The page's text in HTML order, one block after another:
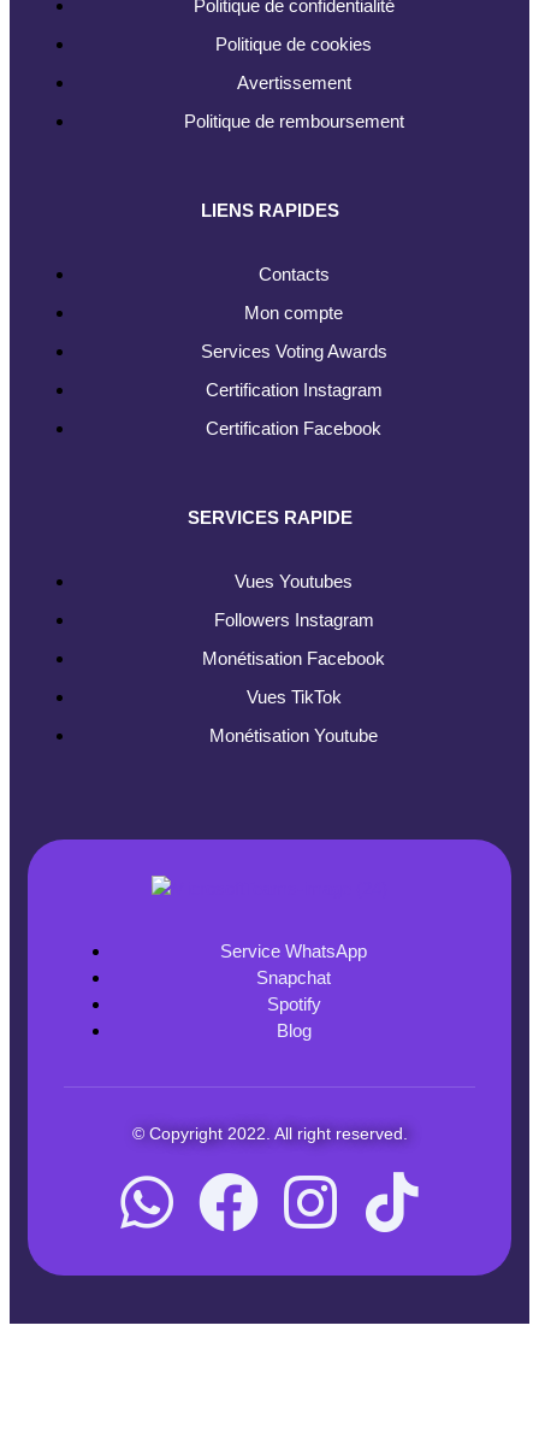
Politique de confidentialité
Politique de cookies
Avertissement
Politique de remboursement
LIENS RAPIDES
Contacts
Mon compte
Services Voting Awards
Certification Instagram
Certification Facebook
SERVICES RAPIDE
Vues Youtubes
Followers Instagram
Monétisation Facebook
Vues TikTok
Monétisation Youtube
Service WhatsApp
Snapchat
Spotify
Blog
© Copyright 2022. All right reserved.